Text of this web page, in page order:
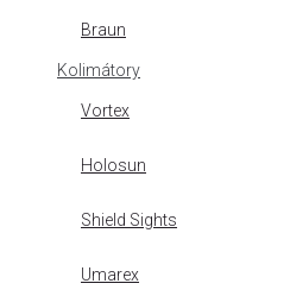
Braun
Kolimátory
Vortex
Holosun
Shield Sights
Umarex